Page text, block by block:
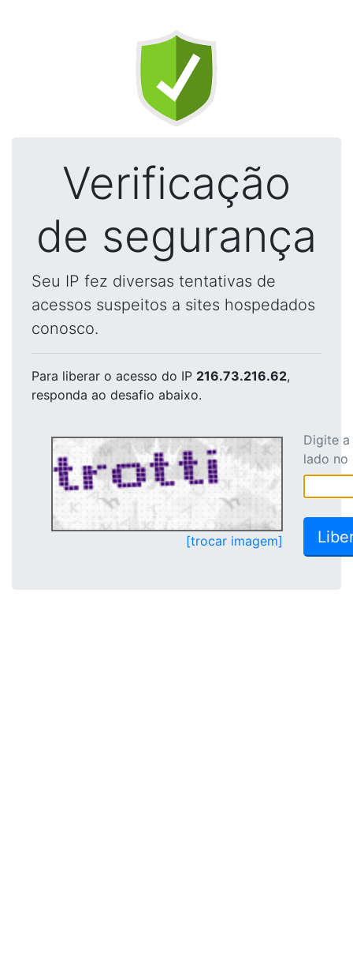
Verificação
de segurança
Seu IP fez diversas tentativas de
acessos suspeitos a sites hospedados
conosco.
Para liberar o acesso do IP 216.73.216.62,
responda ao desafio abaixo.
[trocar imagem]
Digite
lado no